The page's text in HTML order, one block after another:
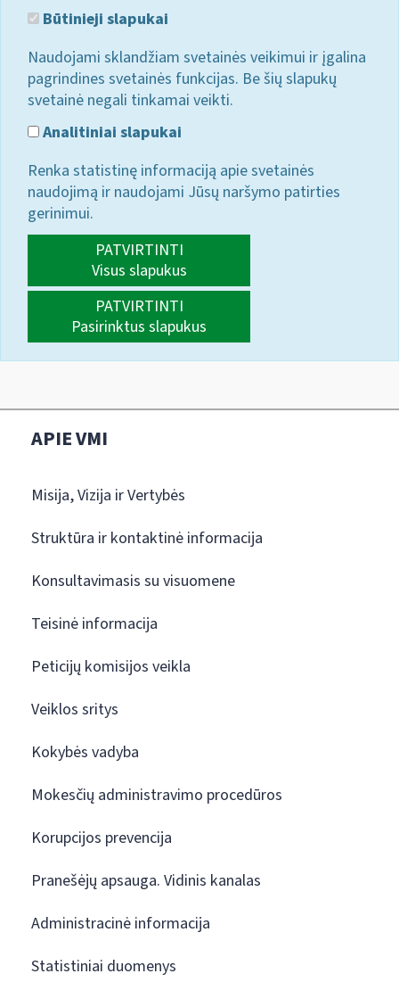
Būtinieji slapukai
Naudojami sklandžiam svetainės veikimui ir įgalina
pagrindines svetainės funkcijas. Be šių slapukų
svetainė negali tinkamai veikti.
Analitiniai slapukai
Renka statistinę informaciją apie svetainės
naudojimą ir naudojami Jūsų naršymo patirties
gerinimui.
PATVIRTINTI
Visus slapukus
PATVIRTINTI
Pasirinktus slapukus
APIE VMI
Misija, Vizija ir Vertybės
Struktūra ir kontaktinė informacija
Konsultavimasis su visuomene
Teisinė informacija
Peticijų komisijos veikla
Veiklos sritys
Kokybės vadyba
Mokesčių administravimo procedūros
Korupcijos prevencija
Pranešėjų apsauga. Vidinis kanalas
Administracinė informacija
Statistiniai duomenys